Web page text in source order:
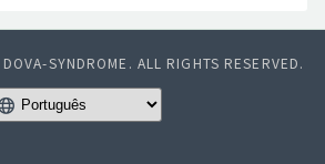
SYNDROME. ALL RIGHTS RESERVED.